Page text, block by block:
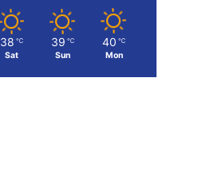
38 ℃
Sat
39 ℃
Sun
40 ℃
Mon